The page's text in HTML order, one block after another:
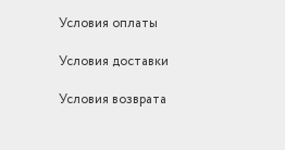
Условия оплаты
Условия доставки
Условия возврата